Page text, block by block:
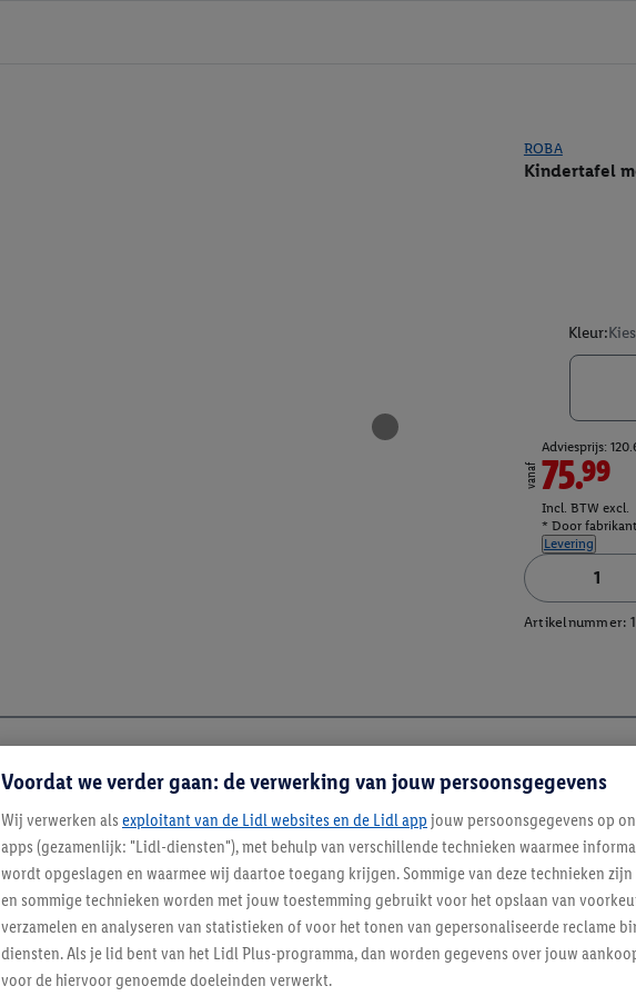
ROBA
Kindertafel
Kleur:
vanaf
Adviesprijs:
75.99
Incl. BTW excl.
* Door
Levering
Artikelnummer:
Voordat we verder gaan: de verwerking van jouw persoonsgegevens
Wij verwerken als exploitant van de Lidl websites en de Lidl app jouw persoonsgegevens op
apps (gezamenlijk: "Lidl-diensten"), met behulp van verschillende technieken waarmee
wordt opgeslagen en waarmee wij daartoe toegang krijgen. Sommige van deze technieken
en sommige technieken worden met jouw toestemming gebruikt voor het opslaan van
verzamelen en analyseren van statistieken of voor het tonen van gepersonaliseerde reclame
diensten. Als je lid bent van het Lidl Plus-programma, dan worden gegevens over jouw
voor de hiervoor genoemde doeleinden verwerkt.